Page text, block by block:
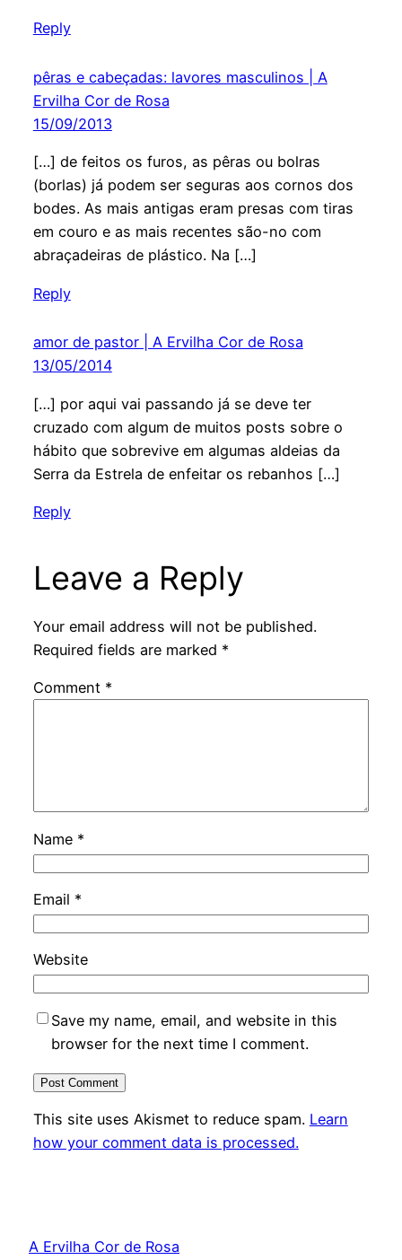
Reply
pêras e cabeçadas: lavores masculinos | A
Ervilha Cor de Rosa
15/09/2013
[…] de feitos os furos, as pêras ou bolras
(borlas) já podem ser seguras aos cornos dos
bodes. As mais antigas eram presas com tiras
em couro e as mais recentes são-no com
abraçadeiras de plástico. Na […]
Reply
amor de pastor | A Ervilha Cor de Rosa
13/05/2014
[…] por aqui vai passando já se deve ter
cruzado com algum de muitos posts sobre o
hábito que sobrevive em algumas aldeias da
Serra da Estrela de enfeitar os rebanhos […]
Reply
Leave a Reply
Your email address will not be published.
Required fields are marked *
Comment *
Name *
Email *
Website
Save my name, email, and website in this
browser for the next time I comment.
This site uses Akismet to reduce spam. Learn
how your comment data is processed.
A Ervilha Cor de Rosa